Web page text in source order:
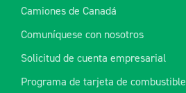
Camiones de Canadá
Comuníquese con nosotros
Solicitud de cuenta empresarial
Programa de tarjeta de combustible